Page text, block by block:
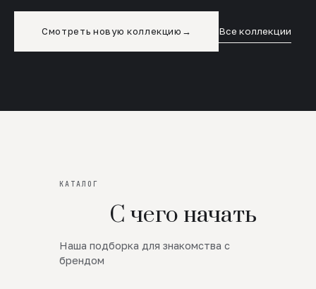
Смотреть новую коллекцию → Все коллекции
КАТАЛОГ
С чего начать
Наша подборка для знакомства с
брендом
Новинки
SALE